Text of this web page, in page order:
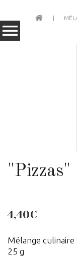
"Pizzas"
4,40€
Mélange culinaire
25 g